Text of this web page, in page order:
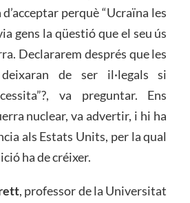
perquè “Ucraïna les
gens la qüestió que el seu ús
Declararem després que les
de ser il·legals si
va preguntar. Ens
nuclear, va advertir, i hi ha
als Estats Units, per la qual
ha de créixer.
, professor de la Universitat